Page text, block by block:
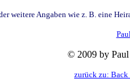
weitere Angaben wie z. B. eine
© 2009 by
zurück zu: Back